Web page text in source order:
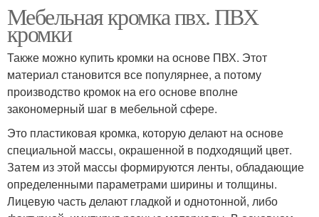
Мебельная кромка пвх. ПВХ
кромки
Также можно купить кромки на основе ПВХ. Этот
материал становится все популярнее, а потому
производство кромок на его основе вполне
закономерный шаг в мебельной сфере.
Это пластиковая кромка, которую делают на основе
специальной массы, окрашенной в подходящий цвет.
Затем из этой массы формируются ленты, обладающие
определенными параметрами ширины и толщины.
Лицевую часть делают гладкой и однотонной, либо